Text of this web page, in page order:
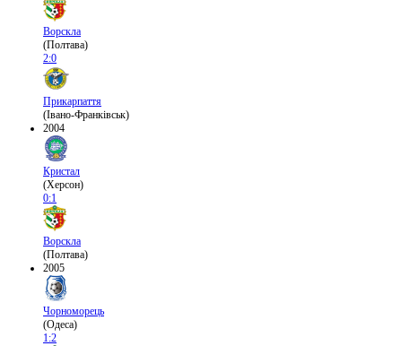
Ворскла
(Полтава)
2:0
Прикарпаття
(Івано-Франківськ)
2004
Кристал
(Херсон)
0:1
Ворскла
(Полтава)
2005
Чорноморець
(Одеса)
1:2